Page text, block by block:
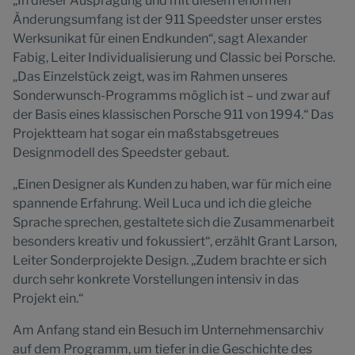
Änderungsumfang ist der 911 Speedster unser erstes
Werksunikat für einen Endkunden“, sagt Alexander
Fabig, Leiter Individualisierung und Classic bei Porsche.
„Das Einzelstück zeigt, was im Rahmen unseres
Sonderwunsch-Programms möglich ist – und zwar auf
der Basis eines klassischen Porsche 911 von 1994.“ Das
Projektteam hat sogar ein maßstabsgetreues
Designmodell des Speedster gebaut.
„Einen Designer als Kunden zu haben, war für mich eine
spannende Erfahrung. Weil Luca und ich die gleiche
Sprache sprechen, gestaltete sich die Zusammenarbeit
besonders kreativ und fokussiert“, erzählt Grant Larson,
Leiter Sonderprojekte Design. „Zudem brachte er sich
durch sehr konkrete Vorstellungen intensiv in das
Projekt ein.“
Am Anfang stand ein Besuch im Unternehmensarchiv
auf dem Programm, um tiefer in die Geschichte des